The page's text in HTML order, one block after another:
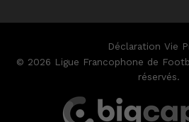
Déclaration Vie
© 2026 Ligue Francophone de
réservés.